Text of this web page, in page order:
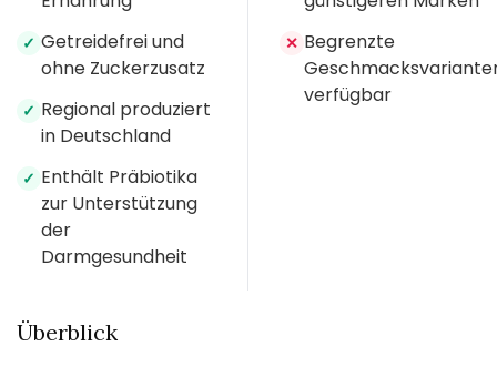
✓ Getreidefrei und
ohne Zuckerzusatz
✓ Regional produziert
in Deutschland
✓ Enthält Präbiotika
zur Unterstützung
der
Darmgesundheit
✕ Begrenzte
verfügbar
Überblick